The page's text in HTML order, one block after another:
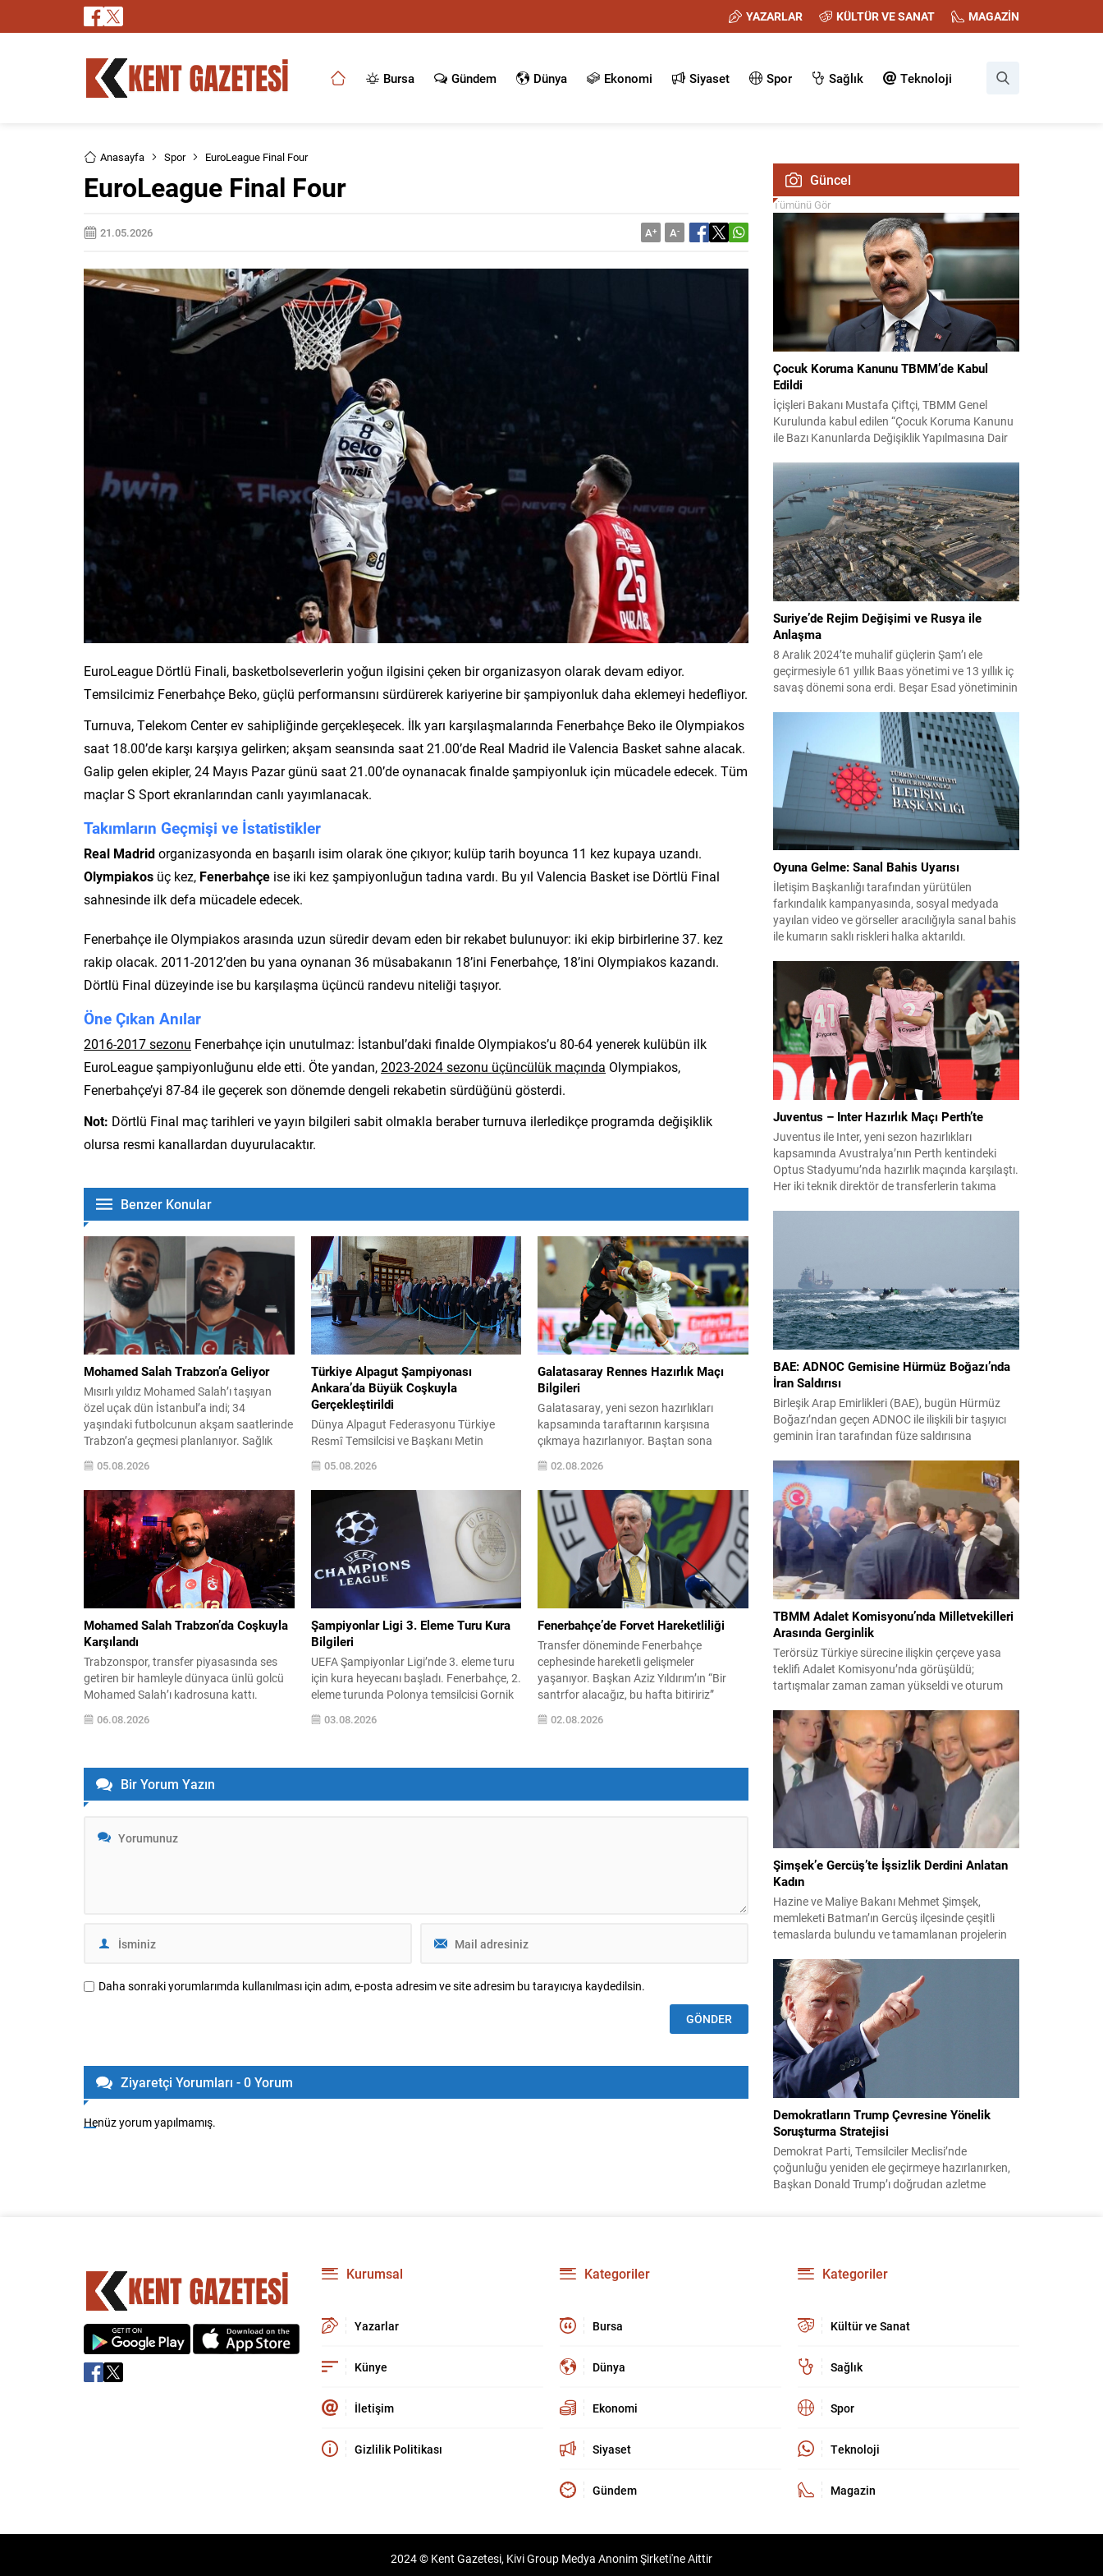
YAZARLAR KÜLTÜR VE SANAT MAGAZİN
Bursa Gündem Dünya Ekonomi Siyaset Spor Sağlık Teknoloji
Anasayfa Spor EuroLeague Final Four
EuroLeague Final Four
21.05.2026 A+ A-
EuroLeague Dörtlü Finali, basketbolseverlerin yoğun ilgisini çeken bir organizasyon olarak devam ediyor.
Temsilcimiz Fenerbahçe Beko, güçlü performansını sürdürerek kariyerine bir şampiyonluk daha eklemeyi hedefliyor.
Turnuva, Telekom Center ev sahipliğinde gerçekleşecek. İlk yarı karşılaşmalarında Fenerbahçe Beko ile Olympiakos
saat 18.00’de karşı karşıya gelirken; akşam seansında saat 21.00’de Real Madrid ile Valencia Basket sahne alacak.
Galip gelen ekipler, 24 Mayıs Pazar günü saat 21.00’de oynanacak finalde şampiyonluk için mücadele edecek. Tüm
maçlar S Sport ekranlarından canlı yayımlanacak.
Takımların Geçmişi ve İstatistikler
Real Madridorganizasyonda en başarılı isim olarak öne çıkıyor; kulüp tarih boyunca 11 kez kupaya uzandı.
Olympiakos üç kez, Fenerbahçe ise iki kez şampiyonluğun tadına vardı. Bu yıl Valencia Basket ise Dörtlü Final
sahnesinde ilk defa mücadele edecek.
Fenerbahçe ile Olympiakos arasında uzun süredir devam eden bir rekabet bulunuyor: iki ekip birbirlerine 37. kez
rakip olacak. 2011-2012’den bu yana oynanan 36 müsabakanın 18’ini Fenerbahçe, 18’ini Olympiakos kazandı.
Dörtlü Final düzeyinde ise bu karşılaşma üçüncü randevu niteliği taşıyor.
Öne Çıkan Anılar
2016-2017 sezonu Fenerbahçe için unutulmaz: İstanbul’daki finalde Olympiakos’u 80-64 yenerek kulübün ilk
EuroLeague şampiyonluğunu elde etti. Öte yandan,2023-2024 sezonu üçüncülük maçında Olympiakos,
Fenerbahçe’yi 87-84 ile geçerek son dönemde dengeli rekabetin sürdüğünü gösterdi.
Not: Dörtlü Final maç tarihleri ve yayın bilgileri sabit olmakla beraber turnuva ilerledikçe programda değişiklik
olursa resmi kanallardan duyurulacaktır.
Benzer Konular
Mohamed Salah Trabzon’a Geliyor
Mısırlı yıldız Mohamed Salah’ı taşıyan
özel uçak dün İstanbul’a indi; 34
yaşındaki futbolcunun akşam saatlerinde
Trabzon’a geçmesi planlanıyor. Sağlık
kontrollerinin ardından bordo-mavili
kulüple resmi sözleşmeyi imzalayacak.
Tatilini geçirdiği Yunanistan’dan gelen
Salah, uçakta Trabzonspor’un 61
numaralı formasıyla poz verdi ve kulübün
sosyal medya hesabından taraftarlara
seslendi: “Trabzon hazır mısın? Çok
yakında...
05.08.2026
Türkiye Alpagut Şampiyonası
Ankara’da Büyük Coşkuyla
Gerçekleştirildi
Dünya Alpagut Federasyonu Türkiye
Resmî Temsilcisi ve Başkanı Metin
Karadeniz: “Türkiye Alpagut
Şampiyonası, Türk Savaş Sanatlarının
Gücünü ve Birliğini Dünyaya Bir Kez Daha
Gösterdi” Dünya Alpagut Federasyonu
Türkiye Resmî Temsilciliği tarafından
organize edilen 2026 Türkiye Alpagut
Şampiyonası, 30 Temmuz–2 Ağustos
2026 tarihleri arasında Ankara Keçiören
Taha Akgül Spor Salonu’nda büyük...
05.08.2026
Galatasaray Rennes Hazırlık Maçı
Bilgileri
Galatasaray, yeni sezon hazırlıkları
kapsamında taraftarının karşısına
çıkmaya hazırlanıyor. Baştan sona
mücadele edecek olan takım, sezon
öncesi ritmini bulmak ve kadroyu
sınamak amacıyla Fransa temsilcisi
Rennes ile sahaya çıkacak. Maç bu
akşam saat 21.00‘de RAMS Park’ta
oynanacak ve karşılaşma TV100 kanalı
üzerinden canlı yayınlanacak.
Galatasaray, taraftar desteğiyle galibiyet
hedefli bir...
02.08.2026
Mohamed Salah Trabzon’da Coşkuyla
Karşılandı
Trabzonspor, transfer piyasasında ses
getiren bir hamleyle dünyaca ünlü golcü
Mohamed Salah’ı kadrosuna kattı.
İstanbul’da gerçekleştirilen transfer
sürecinin ardından Salah, sağlık
mavili taraftarların sevgi gösterileri
eşliğinde karşılanan Mısırlı yıldız, kulüp
başkanı Ertuğrul Doğan ile birlikte
karşılamada büyük...
06.08.2026
Şampiyonlar Ligi 3. Eleme Turu Kura
Bilgileri
UEFA Şampiyonlar Ligi’nde 3. eleme turu
için kura heyecanı başladı. Fenerbahçe, 2.
eleme turunda Polonya temsilcisi Gornik
Zabrze’yi eledikten sonra, bir sonraki
turda Avusturya ekibi Sturm Graz ile
03.08.2026
Fenerbahçe’de Forvet Hareketliliği
Transfer döneminde Fenerbahçe
cephesinde hareketli gelişmeler
yaşanıyor. Başkan Aziz Yıldırım’ın “Bir
santrfor alacağız, bu hafta bitiririz”
sözlerinin ardından kulübün golcü
arayışlarıyle ilgili yeni isimler gündeme
02.08.2026
Bir Yorum Yazın
Daha sonraki yorumlarımda kullanılması için adım, e-posta adresim ve site adresim bu tarayıcıya kaydedilsin.
Ziyaretçi Yorumları - 0 Yorum
Henüz yorum yapılmamış.
Güncel
Tümünü Gör
Çocuk Koruma Kanunu TBMM’de Kabul
Edildi
İçişleri Bakanı Mustafa Çiftçi, TBMM Genel
Kurulunda kabul edilen “Çocuk Koruma Kanunu
ile Bazı Kanunlarda Değişiklik Yapılmasına Dair
hesabından açıklama yaptı. Bakan Çiftçi,
çocukları kötülüğe terk etmeyeceklerini
vurgulayarak, her çocuğun korunmasının
toplumun geleceğine yapılan yatırım olduğunu
belirtti. Çiftçi, devletin bu düzenlemeyle sadece
ceza vermekle kalmayacağını;...
Suriye’de Rejim Değişimi ve Rusya ile
Anlaşma
8 Aralık 2024’te muhalif güçlerin Şam’ı ele
geçirmesiyle 61 yıllık Baas yönetimi ve 13 yıllık iç
savaş dönemi sona erdi. Beşar Esad yönetiminin
boşlukla karşı karşıya kaldı; Esad ise destekçisi
Rusya’ya sığındı. Yeni dönemde Suriye, barış ve
normalleşme adımları atarken Rusya ile...
Oyuna Gelme: Sanal Bahis Uyarısı
İletişim Başkanlığı tarafından yürütülen
farkındalık kampanyasında, sosyal medyada
yayılan video ve görseller aracılığıyla sanal bahis
ile kumarın saklı riskleri halka aktarıldı.
kazanç vaadiyle kişiler nasıl sisteme çekildiği
örneklerle anlatıldı. Çalışmada, bahis ve kumarın
masum bir eğlence olmadığı; kayıpları telafi etme
düşüncesinin kullanıcıyı daha fazla oynamaya...
Juventus – Inter Hazırlık Maçı Perth’te
Juventus ile Inter, yeni sezon hazırlıkları
kapsamında Avustralya’nın Perth kentindeki
Optus Stadyumu’nda hazırlık maçında karşılaştı.
Her iki teknik direktör de transferlerin takıma
Yıldız ilk 11’de görev alırken,...
BAE: ADNOC Gemisine Hürmüz Boğazı’nda
İran Saldırısı
Birleşik Arap Emirlikleri (BAE), bugün Hürmüz
Boğazı’ndan geçen ADNOC ile ilişkili bir taşıyıcı
geminin İran tarafından füze saldırısına
alındığını bildirirken saldırıyı kınadı ve Tahran’ı
korsanlıkla suçladı. WAM ajansının aktardığı ilk
açıklamada, ADNOC’a ait bir geminin sabah
saatlerinde hedef alındığı belirtildi; ilerleyen
dakikalarda ise BAE...
TBMM Adalet Komisyonu’nda Milletvekilleri
Arasında Gerginlik
Terörsüz Türkiye sürecine ilişkin çerçeve yasa
teklifi Adalet Komisyonu’nda görüşüldü;
tartışmalar zaman zaman yükseldi ve oturum
çalışmalarında kimi milletvekilleri arasında sözlü
gerilim yaşandı, daha sonra fiziksel arbede çıktı.
Görüşme sırasında İyi Parti ile MHP milletvekilleri
arasında söz düellosu başladı; taraflar birbirlerini
sert ifadelerle eleştirdi. Tartışma...
Şimşek’e Gercüş’te İşsizlik Derdini Anlatan
Kadın
Hazine ve Maliye Bakanı Mehmet Şimşek,
memleketi Batman’ın Gercüş ilçesinde çeşitli
temaslarda bulundu ve tamamlanan projelerin
sakinleriyle sohbet ettiği esnada bir yaşlı kadının
çocuklarının işsizliğine dair yakınmasını dinledi.
Kadının dertlerini Kürtçe olarak doğrudan Bakan
Şimşek’e aktarması, orada bulunanların ilgisini
çekti. Şimşek ise samimi bir...
Demokratların Trump Çevresine Yönelik
Soruşturma Stratejisi
Demokrat Parti, Temsilciler Meclisi’nde
çoğunluğu yeniden ele geçirmeye hazırlanırken,
Başkan Donald Trump’ı doğrudan azletme
kuruluşları üzerinden belge ve tanıklık toplama
yöntemlerini değerlendiriyor. Demokratlar, Beyaz
Kurumsal
Yazarlar
Künye
İletişim
Gizlilik Politikası
Kategoriler
Bursa
Dünya
Ekonomi
Siyaset
Gündem
Kategoriler
Kültür ve Sanat
Sağlık
Spor
Teknoloji
Magazin
2024 © Kent Gazetesi, Kivi Group Medya Anonim Şirketi'ne Aittir